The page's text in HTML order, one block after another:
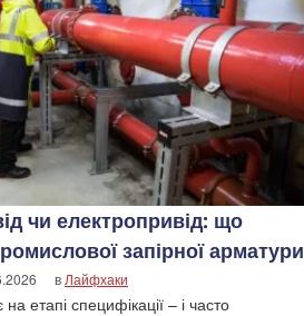
чи електропривід: що
запірної арматури
в Лайфхаки
етапі специфікації – і часто